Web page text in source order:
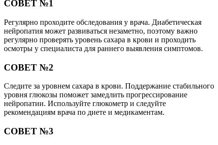
СОВЕТ №1
Регулярно проходите обследования у врача. Диабетическая
нейропатия может развиваться незаметно, поэтому важно
регулярно проверять уровень сахара в крови и проходить
осмотры у специалиста для раннего выявления симптомов.
СОВЕТ №2
Следите за уровнем сахара в крови. Поддержание стабильного
уровня глюкозы поможет замедлить прогрессирование
нейропатии. Используйте глюкометр и следуйте
рекомендациям врача по диете и медикаментам.
СОВЕТ №3